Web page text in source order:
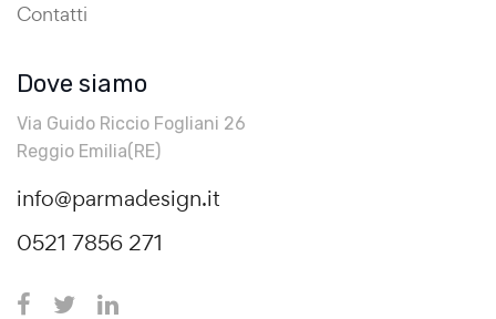
Contatti
Dove siamo
Via Guido Riccio Fogliani 26
Reggio Emilia(RE)
info@parmadesign.it
0521 7856 271